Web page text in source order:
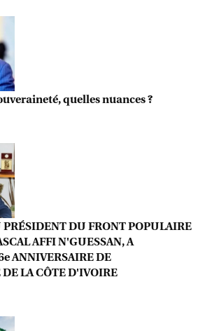
quelles nuances ?
DU FRONT POPULAIRE
AFFI N'GUESSAN, A
ANNIVERSAIRE DE
LA CÔTE D'IVOIRE